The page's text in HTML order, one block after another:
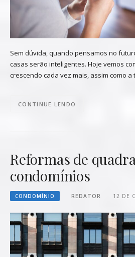
Sem dúvida, quando pensamos no
casas serão inteligentes. Hoje vemos
crescendo cada vez mais, assim como a
CONTINUE LENDO
Reformas de
condomínios
CONDOMÍNIO REDATOR 12 DE